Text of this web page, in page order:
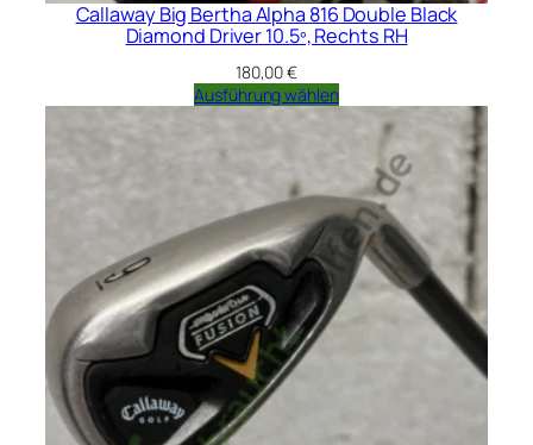
Callaway Big Bertha Alpha 816 Double Black
Diamond Driver 10.5º, Rechts RH
180,00€
Ausführung wählen